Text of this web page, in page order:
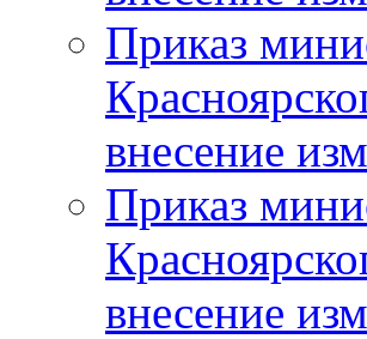
Приказ
внесение
Приказ
внесение